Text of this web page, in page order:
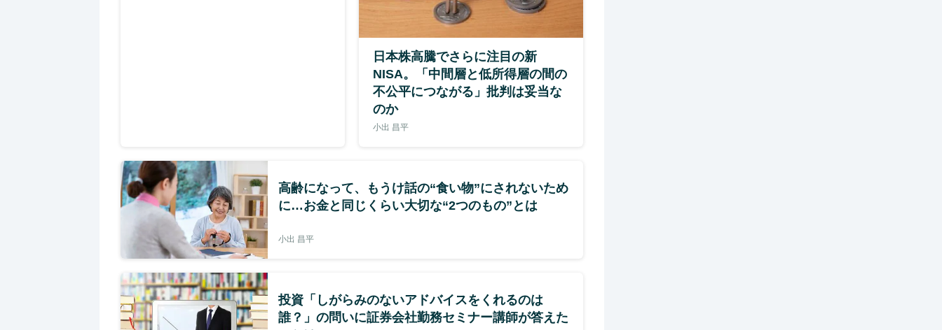
日本株高騰でさらに注目の新
NISA。「中間層と低所得層の間の
不公平につながる」批判は妥当な
のか
小出 昌平
高齢になって、もうけ話の“食い物”にされないため
に…お金と同じくらい大切な“2つのもの”とは
小出 昌平
投資「しがらみのないアドバイスをくれるのは
誰？」の問いに証券会社勤務セミナー講師が答えた